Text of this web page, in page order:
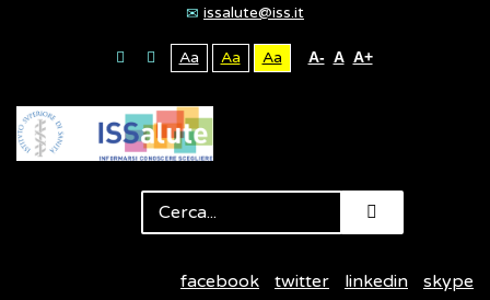
issalute@iss.it
Aa Aa Aa A- A A+
facebook twitter linkedin skype